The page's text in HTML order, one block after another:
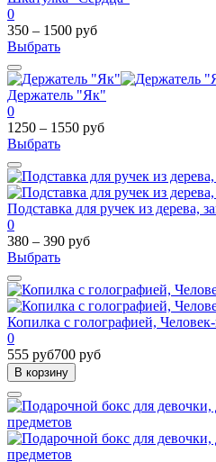
0
350 – 1500 руб
Выбрать
Держатель "Як"
0
1250 – 1550 руб
Выбрать
Подставка для ручек из дерева,
0
380 – 390 руб
Выбрать
Копилка с голографией,
0
555 руб700 руб
В корзину